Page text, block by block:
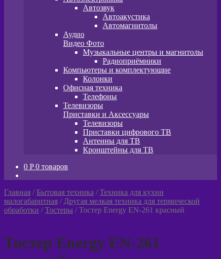
Автозвук
Автоакустика
Автомагнитолы
Аудио
Видео Фото
Музыкальные центры и магнитолы
Радиоприёмники
Компьютеры и комплектующие
Колонки
Офисная техника
Телефоны
Телевизоры
Приставки и Аксессуары
Телевизоры
Приставки цифрового ТВ
Антенны для ТВ
Кронштейны для ТВ
0 P 0 товаров
Главная / Бытовая техника /Техника для кухни
малогабаритная / Другая мелкая техника для термической
обработки /Тостеры /Тостер Energy EN-261 красный
Тостер Energy EN-261